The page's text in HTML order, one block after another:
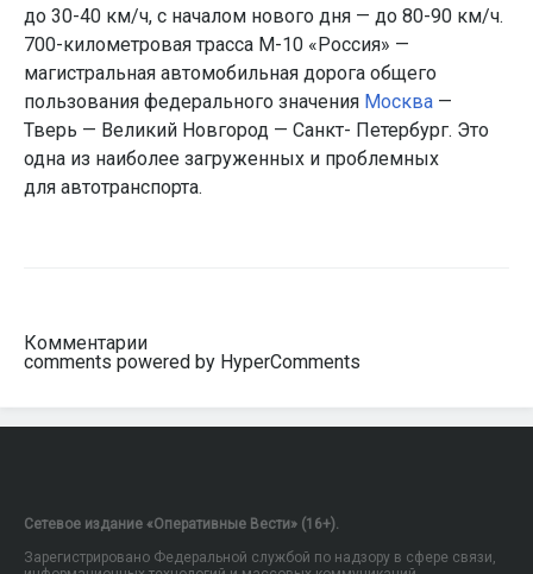
до 30-40 км/ч, с началом нового дня — до 80-90 км/ч.
700-километровая трасса М-10 «Россия» —
магистральная автомобильная дорога общего
пользования федерального значения Москва —
Тверь — Великий Новгород — Санкт- Петербург. Это
одна из наиболее загруженных и проблемных
для автотранспорта.
Комментарии
comments powered by HyperComments
Сетевое издание «Оперативные Вести» (16+).
Зарегистрировано Федеральной службой по надзору в сфере связи,